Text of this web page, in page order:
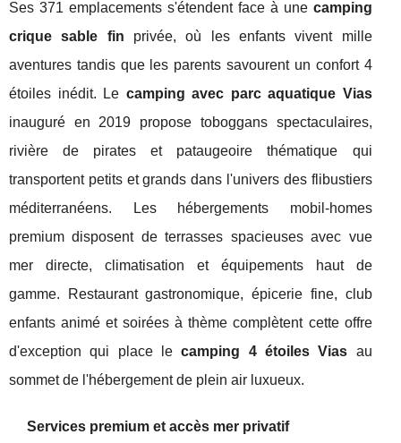
Ses 371 emplacements s'étendent face à une camping
crique sable fin privée, où les enfants vivent mille
aventures tandis que les parents savourent un confort 4
étoiles inédit. Le camping avec parc aquatique Vias
inauguré en 2019 propose toboggans spectaculaires,
rivière de pirates et pataugeoire thématique qui
transportent petits et grands dans l'univers des flibustiers
méditerranéens. Les hébergements mobil-homes
premium disposent de terrasses spacieuses avec vue
mer directe, climatisation et équipements haut de
gamme. Restaurant gastronomique, épicerie fine, club
enfants animé et soirées à thème complètent cette offre
d'exception qui place lecamping 4 étoiles Vias au
sommet de l'hébergement de plein air luxueux.
Services premium et accès mer privatif